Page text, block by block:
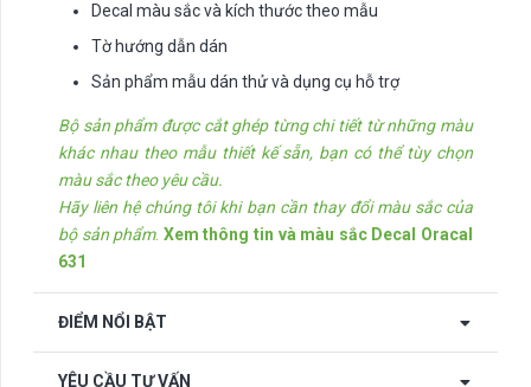
Decal màu sắc và kích thước theo mẫu
Tờ hướng dẫn dán
Sản phẩm mẫu dán thử và dụng cụ hỗ trợ
Bộ sản phẩm được cắt ghép từng chi tiết từ những màu
khác nhau theo mẫu thiết kế sẵn, bạn có thể tùy chọn
màu sắc theo yêu cầu.
Hãy liên hệ chúng tôi khi bạn cần thay đổi màu sắc của
bộ sản phẩm. Xem thông tin và màu sắc Decal Oracal
631
ĐIỂM NỔI BẬT
YÊU CẦU TƯ VẤN